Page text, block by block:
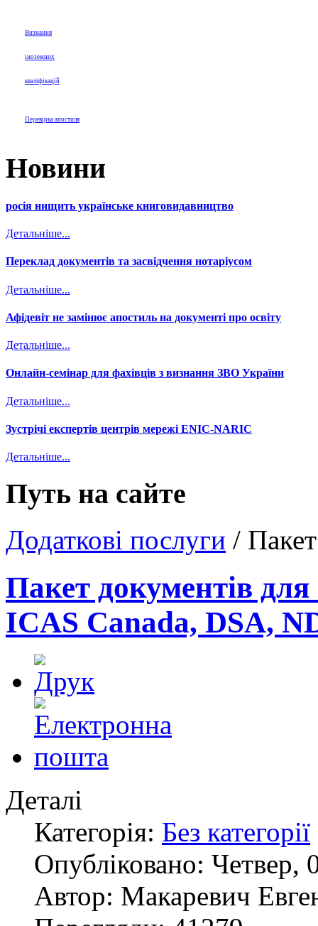
Визнання
іноземних
кваліфікацій
Перевірка апостиля
Новини
росія нищить українське книговидавництво
Детальніше...
Переклад документів та засвідчення нотаріусом
Детальніше...
Афідевіт не замінює апостиль на документі про освіту
Детальніше...
Онлайн-семінар для фахівців з визнання ЗВО України
Детальніше...
Зустрічі експертів центрів мережі ENIC-NARIC
Детальніше...
Путь на сайте
Додаткові послуги /
Пакет документів для
ICAS Canada, DSA,
Деталі
Категорія: Без категорії
Опубліковано: Четвер,
Автор: Макаревич